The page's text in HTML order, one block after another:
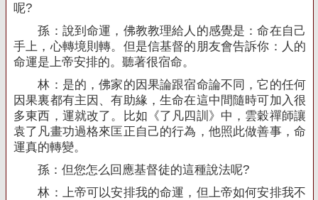
呢?
孫：說到命運，佛教教理給人的感覺是：命在自己
手上，心轉境則轉。但是信基督的朋友會告訴你：人的
命運是上帝安排的。聽著很宿命。
林：是的，佛家的因果論跟宿命論不同，它的任何
因果裏都有主因、有助緣，生命在這中間隨時可加入很
多東西，運就改了。比如《了凡四訓》中，雲穀禪師讓
袁了凡畫功過格來匡正自己的行為，他照此做善事，命
運真的轉變。
孫：但您怎么回應基督徒的這種說法呢?
林：上帝可以安排我的命運，但上帝如何安排我不